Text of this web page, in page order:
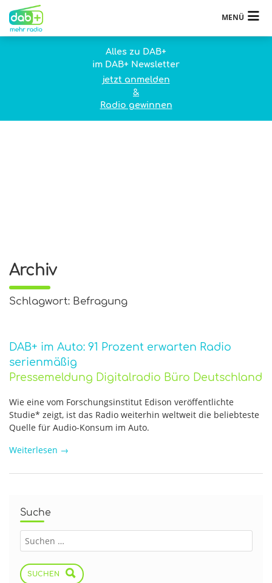
MENÜ
Alles zu DAB+
im DAB+ Newsletter
jetzt anmelden
&
Radio gewinnen
Archiv
Schlagwort: Befragung
DAB+ im Auto: 91 Prozent erwarten Radio
serienmäßig
Pressemeldung Digitalradio Büro Deutschland
Wie eine vom Forschungsinstitut Edison veröffentlichte
Studie* zeigt, ist das Radio weiterhin weltweit die beliebteste
Quelle für Audio-Konsum im Auto.
Weiterlesen →
Suche
SUCHEN